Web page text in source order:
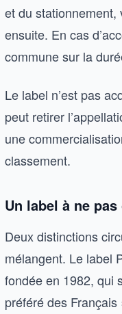
et du
ensuite. En cas
commune sur la
Le label n’est pas
peut retirer
une
classement.
Un label à ne
Deux distinctions
mélangent. Le label
fondée en 1982, qui
préféré des